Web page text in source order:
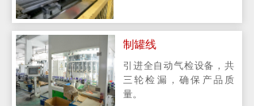
04
引进全自动气检设备，共
三轮检漏，确保产品质
量。
制罐线